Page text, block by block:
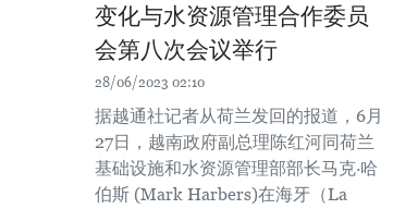
变化与水资源管理合作委员
会第八次会议举行
28/06/2023 02:10
据越通社记者从荷兰发回的报道，6月
27日，越南政府副总理陈红河同荷兰
基础设施和水资源管理部部长马克·哈
伯斯 (Mark Harbers)在海牙（La